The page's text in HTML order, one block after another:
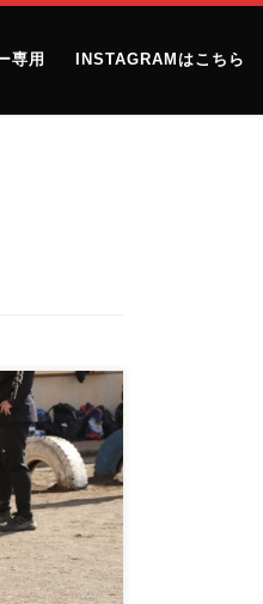
専用 INSTAGRAMはこちら
込みは不要